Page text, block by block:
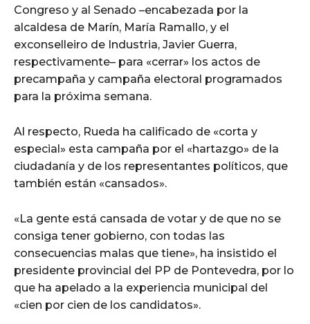
Congreso y al Senado –encabezada por la
alcaldesa de Marín, María Ramallo, y el
exconselleiro de Industria, Javier Guerra,
respectivamente– para «cerrar» los actos de
precampaña y campaña electoral programados
para la próxima semana.
Al respecto, Rueda ha calificado de «corta y
especial» esta campaña por el «hartazgo» de la
ciudadanía y de los representantes políticos, que
también están «cansados».
«La gente está cansada de votar y de que no se
consiga tener gobierno, con todas las
consecuencias malas que tiene», ha insistido el
presidente provincial del PP de Pontevedra, por lo
que ha apelado a la experiencia municipal del
«cien por cien de los candidatos».